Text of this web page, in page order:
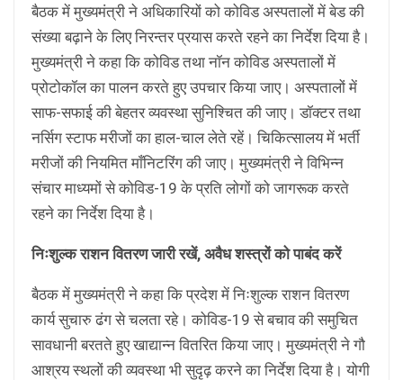
बैठक में मुख्यमंत्री ने अधिकारियों को कोविड अस्पतालों में बेड की
संख्या बढ़ाने के लिए निरन्तर प्रयास करते रहने का निर्देश दिया है।
मुख्यमंत्री ने कहा कि कोविड तथा नॉन कोविड अस्पतालों में
प्रोटोकॉल का पालन करते हुए उपचार किया जाए। अस्पतालों में
साफ-सफाई की बेहतर व्यवस्था सुनिश्चित की जाए। डॉक्टर तथा
नर्सिग स्टाफ मरीजों का हाल-चाल लेते रहें। चिकित्सालय में भर्ती
मरीजों की नियमित माँनिटरिंग की जाए। मुख्यमंत्री ने विभिन्न
संचार माध्यमों से कोविड-19 के प्रति लोगों को जागरूक करते
रहने का निर्देश दिया है।
निःशुल्क राशन वितरण जारी रखें, अवैध शस्त्रों को पाबंद करें
बैठक में मुख्यमंत्री ने कहा कि प्रदेश में निःशुल्क राशन वितरण
कार्य सुचारु ढंग से चलता रहे। कोविड-19 से बचाव की समुचित
सावधानी बरतते हुए खाद्यान्न वितरित किया जाए। मुख्यमंत्री ने गौ
आश्रय स्थलों की व्यवस्था भी सुदृढ़ करने का निर्देश दिया है। योगी